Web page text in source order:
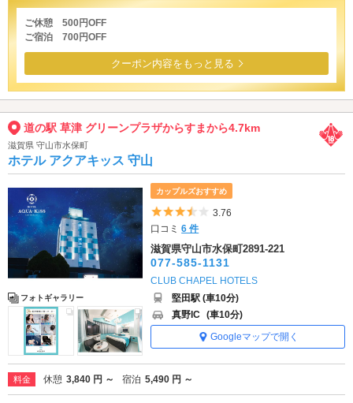
ご休憩 500円OFF
ご宿泊 700円OFF
クーポン内容をもっと見る
道の駅 草津 グリーンプラザからすまから4.7km
滋賀県 守山市水保町
ホテル アクアキッス 守山
フォトギャラリー
カップルズおすすめ
5つ星のうち3.5
3.76
口コミ6 件
滋賀県守山市水保町2891-221
077-585-1131
CLUB CHAPEL HOTELS
堅田駅 (車10分)
真野IC (車10分)
Googleマップで開く
料金 休憩 3,840 円 ～ 宿泊 5,490 円 ～